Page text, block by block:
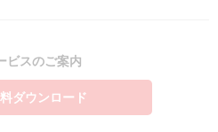
ビスのご案内
ダウンロード